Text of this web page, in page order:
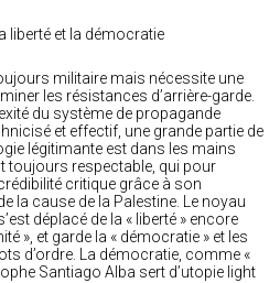
liberté et la démocratie
militaire mais nécessite une
les résistances d’arrière-garde.
du système de propagande
et effectif, une grande partie de
légitimante est dans les mains
toujours respectable, qui pour
critique grâce à son
la cause de la Palestine. Le noyau
déplacé de la « liberté » encore
», et garde la « démocratie » et les
d’ordre. La démocratie, comme «
Santiago Alba sert d’utopie light